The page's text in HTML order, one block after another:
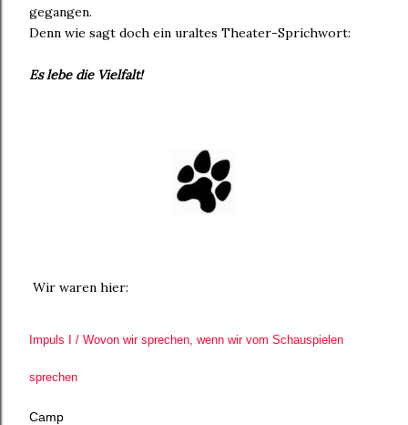
gegangen.
Denn wie sagt doch ein uraltes Theater-Sprichwort:
Es lebe die Vielfalt!
Wir waren hier:
Impuls I / Wovon wir sprechen, wenn wir vom Schauspielen
sprechen
Camp